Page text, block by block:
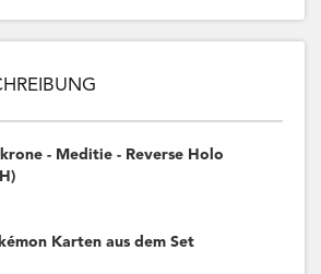
- Meditie - Reverse Holo
Karten aus dem Set